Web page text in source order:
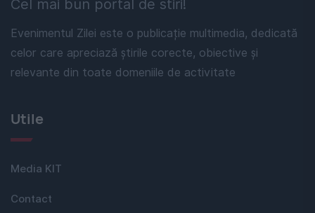
Cel mai bun portal de stiri!
Evenimentul Zilei este o publicație multimedia, dedicată
celor care apreciază știrile corecte, obiective și
relevante din toate domeniile de activitate
Utile
Media KIT
Contact